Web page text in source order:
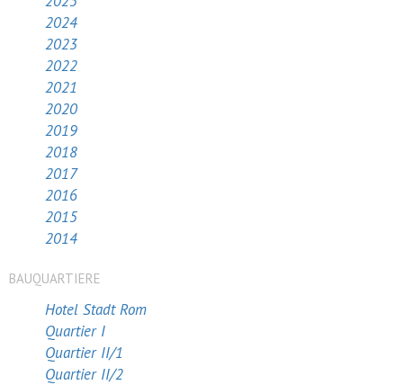
2024
2023
2022
2021
2020
2019
2018
2017
2016
2015
2014
BAUQUARTIERE
Hotel Stadt Rom
Quartier I
Quartier II/1
Quartier II/2